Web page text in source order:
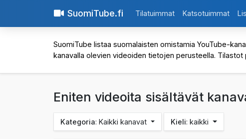
SuomiTube.fi Tilatuimmat Katsotuimmat
SuomiTube listaa suomalaisten omistamia YouTube-
kanavalla olevien videoiden tietojen perusteella.
Eniten videoita sisältävät
Kategoria: Kaikki kanavat Kieli: kaikki